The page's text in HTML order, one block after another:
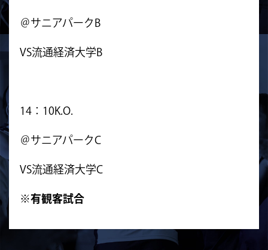
＠サニアパークB
VS流通経済大学B
14：10K.O.
＠サニアパークC
VS流通経済大学C
※有観客試合